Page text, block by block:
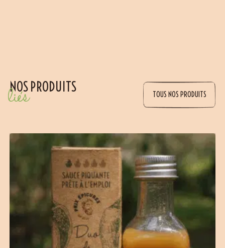
NOS PRODUITS
liés TOUS NOS PRODUITS